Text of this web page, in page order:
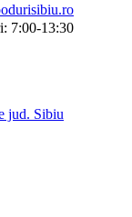
7:00-13:30
jud. Sibiu